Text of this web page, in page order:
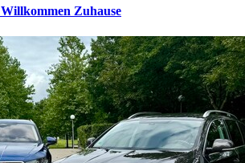
Willkommen Zuhause